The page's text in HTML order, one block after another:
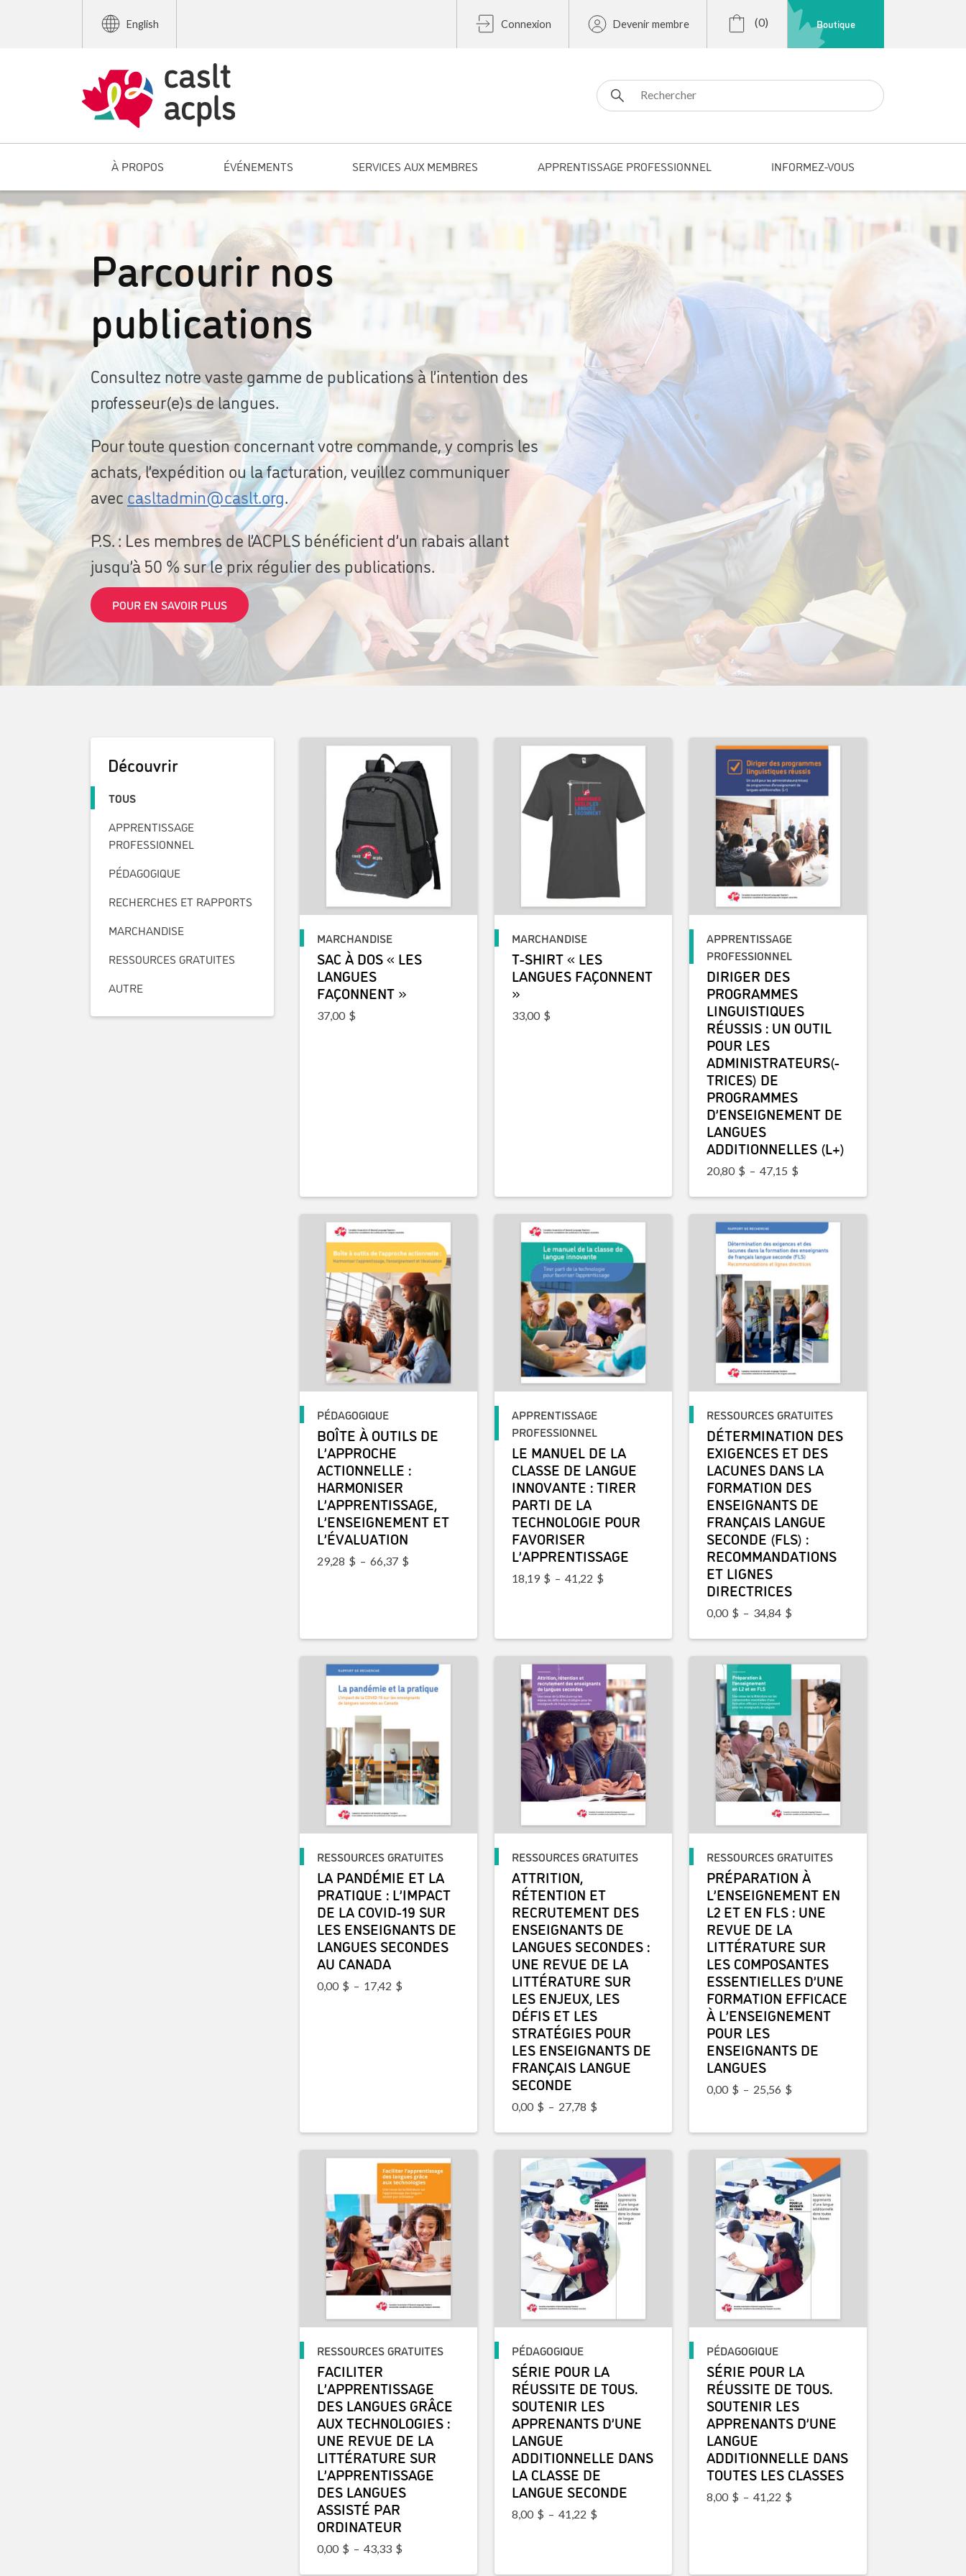
English Connexion Devenir membre (0) Boutique
Search for:
À PROPOS ÉVÉNEMENTS SERVICES AUX MEMBRES APPRENTISSAGE PROFESSIONNEL INFORMEZ-VOUS
Parcourir nos
publications
Consultez notre vaste gamme de publications à l’intention des
professeur(e)s de langues.
Pour toute question concernant votre commande, y compris les
achats, l’expédition ou la facturation, veuillez communiquer
avec casltadmin@caslt.org.
P.S. : Les membres de l’ACPLS bénéficient d’un rabais allant
jusqu’à 50 % sur le prix régulier des publications.
POUR EN SAVOIR PLUS
Découvrir
TOUS
APPRENTISSAGE
PROFESSIONNEL
PÉDAGOGIQUE
RECHERCHES ET RAPPORTS
MARCHANDISE
RESSOURCES GRATUITES
AUTRE
MARCHANDISE
SAC À DOS « LES
LANGUES
FAÇONNENT »
37,00 $
MARCHANDISE
T-SHIRT « LES
LANGUES FAÇONNENT
»
33,00 $
APPRENTISSAGE
PROFESSIONNEL
DIRIGER DES
PROGRAMMES
LINGUISTIQUES
RÉUSSIS : UN OUTIL
POUR LES
ADMINISTRATEURS(-
TRICES) DE
PROGRAMMES
D’ENSEIGNEMENT DE
LANGUES
ADDITIONNELLES (L+)
20,80 $ – 47,15 $Plage de prix : 20,80$ à 47,15$
PÉDAGOGIQUE
BOÎTE À OUTILS DE
L’APPROCHE
ACTIONNELLE :
HARMONISER
L’APPRENTISSAGE,
L’ENSEIGNEMENT ET
L’ÉVALUATION
29,28 $ – 66,37 $ Plage de prix : 29,28$ à 66,37$
APPRENTISSAGE
PROFESSIONNEL
LE MANUEL DE LA
CLASSE DE LANGUE
INNOVANTE : TIRER
PARTI DE LA
TECHNOLOGIE POUR
FAVORISER
L’APPRENTISSAGE
18,19 $ – 41,22 $Plage de prix : 18,19$ à 41,22$
RESSOURCES GRATUITES
DÉTERMINATION DES
EXIGENCES ET DES
LACUNES DANS LA
FORMATION DES
ENSEIGNANTS DE
FRANÇAIS LANGUE
SECONDE (FLS) :
RECOMMANDATIONS
ET LIGNES
DIRECTRICES
0,00 $ – 34,84 $Plage de prix : 0,00$ à 34,84$
RESSOURCES GRATUITES
LA PANDÉMIE ET LA
PRATIQUE : L’IMPACT
DE LA COVID-19 SUR
LES ENSEIGNANTS DE
LANGUES SECONDES
AU CANADA
0,00 $ – 17,42 $ Plage de prix : 0,00$ à 17,42$
RESSOURCES GRATUITES
ATTRITION,
RÉTENTION ET
RECRUTEMENT DES
ENSEIGNANTS DE
LANGUES SECONDES :
UNE REVUE DE LA
LITTÉRATURE SUR
LES ENJEUX, LES
DÉFIS ET LES
STRATÉGIES POUR
LES ENSEIGNANTS DE
FRANÇAIS LANGUE
SECONDE
0,00 $ – 27,78 $Plage de prix : 0,00$ à 27,78$
RESSOURCES GRATUITES
PRÉPARATION À
L’ENSEIGNEMENT EN
L2 ET EN FLS : UNE
REVUE DE LA
LITTÉRATURE SUR
LES COMPOSANTES
ESSENTIELLES D’UNE
FORMATION EFFICACE
À L’ENSEIGNEMENT
POUR LES
ENSEIGNANTS DE
LANGUES
0,00 $ – 25,56 $Plage de prix : 0,00$ à 25,56$
RESSOURCES GRATUITES
FACILITER
L’APPRENTISSAGE
DES LANGUES GRÂCE
AUX TECHNOLOGIES :
UNE REVUE DE LA
LITTÉRATURE SUR
L’APPRENTISSAGE
DES LANGUES
ASSISTÉ PAR
ORDINATEUR
0,00 $ – 43,33 $
PÉDAGOGIQUE
SÉRIE POUR LA
RÉUSSITE DE TOUS.
SOUTENIR LES
APPRENANTS D’UNE
LANGUE
ADDITIONNELLE DANS
LA CLASSE DE
LANGUE SECONDE
8,00 $ – 41,22 $Plage de prix : 8,00$ à 41,22$
PÉDAGOGIQUE
SÉRIE POUR LA
RÉUSSITE DE TOUS.
SOUTENIR LES
APPRENANTS D’UNE
LANGUE
ADDITIONNELLE DANS
TOUTES LES CLASSES
8,00 $ – 41,22 $Plage de prix : 8,00$ à 41,22$